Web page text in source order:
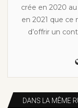
crée en 2020
en 2021 que ce
d’offrir un
DANS LA MÊME